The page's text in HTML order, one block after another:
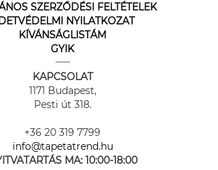
SZERZŐDÉSI FELTÉTELEK
NYILATKOZAT
KÍVÁNSÁGLISTÁM
GYIK
KAPCSOLAT
1171 Budapest,
Pesti út 318.
+36 20 319 7799
info@tapetatrend.hu
MA: 10:00-18:00